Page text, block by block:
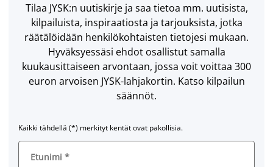
Tilaa JYSK:n uutiskirje ja saa tietoa mm. uutisista,
kilpailuista, inspiraatiosta ja tarjouksista, jotka
räätälöidään henkilökohtaisten tietojesi mukaan.
Hyväksyessäsi ehdot osallistut samalla
kuukausittaiseen arvontaan, jossa voit voittaa 300
euron arvoisen JYSK-lahjakortin. Katso kilpailun
säännöt.
Kaikki tähdellä (*) merkityt kentät ovat pakollisia.
Etunimi *